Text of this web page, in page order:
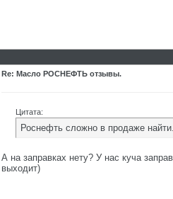
Re: Масло РОСНЕФТЬ отзывы.
Цитата:
Роснефть сложно в продаже
А на заправках нету? У нас куча
выходит)